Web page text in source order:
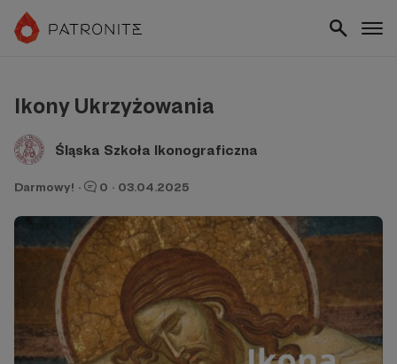
Ikony Ukrzyżowania
Śląska Szkoła Ikonograficzna
Darmowy! · 0 · 03.04.2025